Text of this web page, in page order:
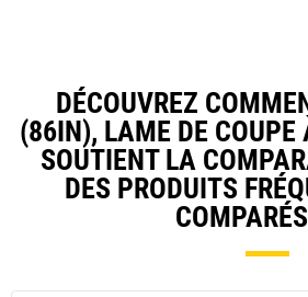
DÉCOUVREZ
(86IN), LAME DE COUPE
SOUTIENT LA
DES PRODUITS